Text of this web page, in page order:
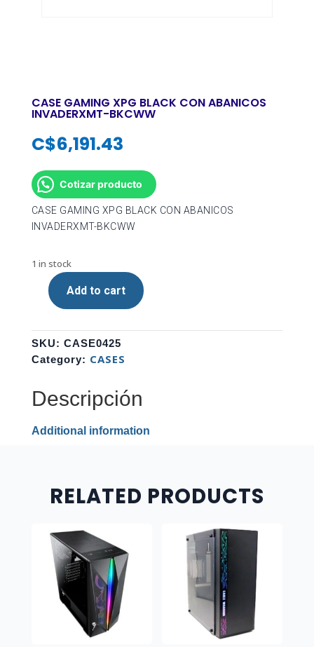
CASE GAMING XPG BLACK CON ABANICOS
INVADERXMT-BKCWW
C$6,191.43
Cotizar producto
CASE GAMING XPG BLACK CON ABANICOS
INVADERXMT-BKCWW
1 in stock
CASE
GAMING
XPG
BLACK
CON
INVADERXMT-
BKCWW
quantity
Add to cart
SKU: CASE0425
Category: CASES
Descripción
Additional information
RELATED PRODUCTS